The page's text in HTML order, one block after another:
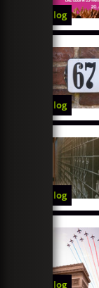
Blog
Blog
Blog
Blog